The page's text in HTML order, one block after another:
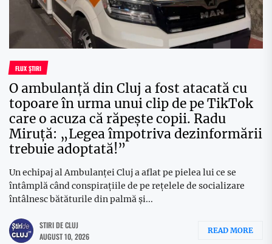
FLUX ȘTIRI
O ambulanță din Cluj a fost atacată cu
topoare în urma unui clip de pe TikTok
care o acuza că răpește copii. Radu
Miruță: „Legea împotriva dezinformării
trebuie adoptată!”
Un echipaj al Ambulanței Cluj a aflat pe pielea lui ce se
întâmplă când conspirațiile de pe rețelele de socializare
întâlnesc bătăturile din palmă și...
STIRI DE CLUJ
AUGUST 10, 2026
READ MORE